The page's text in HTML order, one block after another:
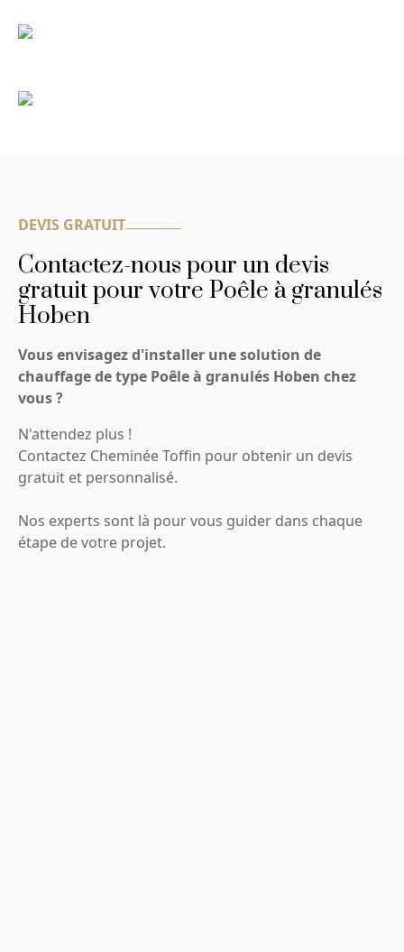
DEVIS GRATUIT
Contactez-nous pour un devis
gratuit pour votre Poêle à granulés
Hoben
Vous envisagez d'installer une solution de
chauffage de type Poêle à granulés Hoben chez
vous ?
N'attendez plus !
Contactez Cheminée Toffin pour obtenir un devis
gratuit et personnalisé.
Nos experts sont là pour vous guider dans chaque
étape de votre projet.